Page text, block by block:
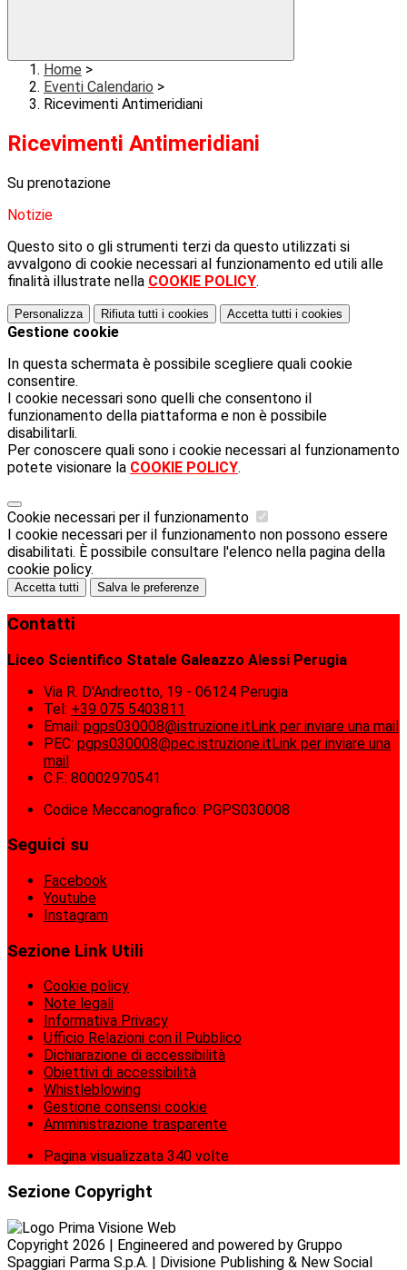
Home >
Eventi Calendario >
Ricevimenti Antimeridiani
Ricevimenti Antimeridiani
Su prenotazione
Notizie
Questo sito o gli strumenti terzi da questo utilizzati si
avvalgono di cookie necessari al funzionamento ed utili alle
finalità illustrate nella COOKIE POLICY.
Personalizza Rifiuta tutti i cookies Accetta tutti i cookies
Gestione cookie
In questa schermata è possibile scegliere quali cookie
consentire.
I cookie necessari sono quelli che consentono il
funzionamento della piattaforma e non è possibile
disabilitarli.
Per conoscere quali sono i cookie necessari al funzionamento
potete visionare la COOKIE POLICY.
Cookie necessari per il funzionamento
I cookie necessari per il funzionamento non possono essere
disabilitati. È possibile consultare l'elenco nella pagina della
cookie policy.
Accetta tutti Salva le preferenze
Contatti
Liceo Scientifico Statale Galeazzo Alessi Perugia
Via R. D'Andreotto, 19 - 06124 Perugia
Tel: +39 075 5403811
Email: pgps030008@istruzione.itLink per inviare una mail
PEC: pgps030008@pec.istruzione.itLink per inviare una
mail
C.F.: 80002970541
Codice Meccanografico: PGPS030008
Seguici su
Facebook
Youtube
Instagram
Sezione Link Utili
Cookie policy
Note legali
Informativa Privacy
Ufficio Relazioni con il Pubblico
Dichiarazione di accessibilità
Obiettivi di accessibilità
Whistleblowing
Gestione consensi cookie
Amministrazione trasparente
Pagina visualizzata 340 volte
Sezione Copyright
Copyright 2026 | Engineered and powered by Gruppo
Spaggiari Parma S.p.A. | Divisione Publishing & New Social